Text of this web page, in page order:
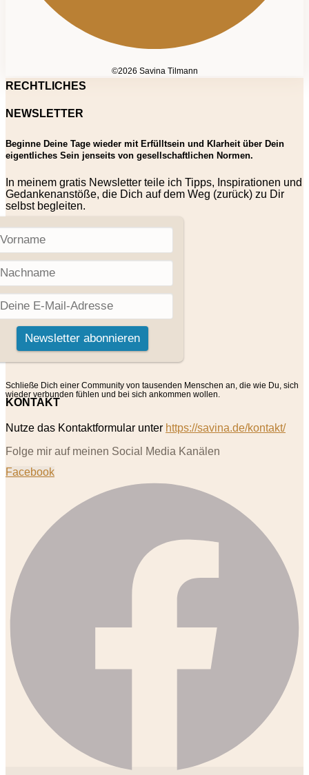
©2026 Savina Tilmann
RECHTLICHES
NEWSLETTER
Beginne Deine Tage wieder mit Erfülltsein und Klarheit über Dein
eigentliches Sein jenseits von gesellschaftlichen Normen.
In meinem gratis Newsletter teile ich Tipps, Inspirationen und
Gedankenanstöße, die Dich auf dem Weg (zurück) zu Dir
selbst begleiten.
Schließe Dich einer Community von tausenden Menschen an, die wie Du, sich
wieder verbunden fühlen und bei sich ankommen wollen.
KONTAKT
Nutze das Kontaktformular unter https://savina.de/kontakt/
Folge mir auf meinen Social Media Kanälen
Facebook